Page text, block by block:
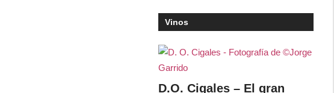
Vinos
D.O. Cigales – El gran